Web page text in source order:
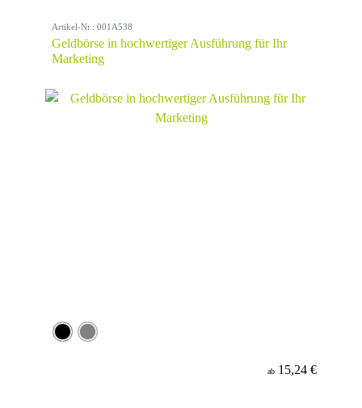
Artikel-Nr.: 001A538
Geldbörse in hochwertiger Ausführung für Ihr
Marketing
ab 15,24 €